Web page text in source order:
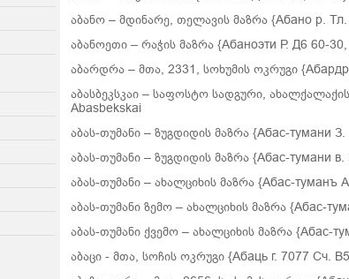
აბანო – მდინარე, თელავის მაზრა {Абано р.
აბანოეთი – რაჭის მაზრა {Абаноэти Р. Д6 60-
აბარდრა – მთა, 2331, სოხუმის ოკრუგი
აბასბეკსკაი – საფოსტო სადგური,
Abasbekskai
აბას-თუმანი – ზუგდიდის მაზრა {Абас-тумани
აბას-თუმანი – ზუგდიდის მაზრა {Абас-тумани
აბას-თუმანი – ახალციხის მაზრა {Абас-туманъ
აბას-თუმანი ზემო – ახალციხის მაზრა {Абас-
აბას-თუმანი ქვემო – ახალციხის მაზრა {Абас-
აბაცი - მთა, სოჩის ოკრუგი {Абаць г. 7077 Сч.